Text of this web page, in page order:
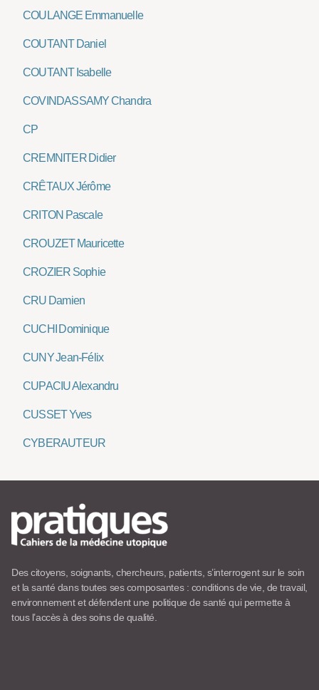
COULANGE Emmanuelle
COUTANT Daniel
COUTANT Isabelle
COVINDASSAMY Chandra
CP
CREMNITER Didier
CRÊTAUX Jérôme
CRITON Pascale
CROUZET Mauricette
CROZIER Sophie
CRU Damien
CUCHI Dominique
CUNY Jean-Félix
CUPACIU Alexandru
CUSSET Yves
CYBERAUTEUR
Des citoyens, soignants, chercheurs, patients, s’interrogent sur le soin
et la santé dans toutes ses composantes : conditions de vie, de travail,
environnement et défendent une politique de santé qui permette à
tous l’accès à des soins de qualité.